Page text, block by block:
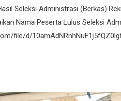
Seleksi Administrasi (Berkas)
Nama Peserta Lulus Seleksi
file/d/